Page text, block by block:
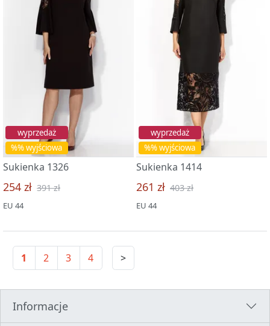
%% wyjściowa
wyprzedaż
Sukienka 1326
254 zł 391 zł
EU 44
%% wyjściowa
wyprzedaż
Sukienka 1414
261 zł 403 zł
EU 44
1 2 3 4 >
Informacje